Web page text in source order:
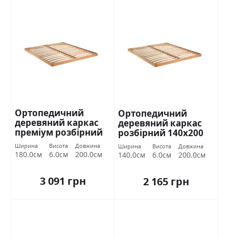
Ортопедичний
деревяний каркас
преміум розбірний
180х200 Міромарк
Ширина
180.0см
Висота
6.0см
Довжина
200.0см
3 091 грн
Ортопедичний
деревяний каркас
розбірний 140х200
Міромарк
Ширина
140.0см
Висота
6.0см
Довжина
200.0см
2 165 грн